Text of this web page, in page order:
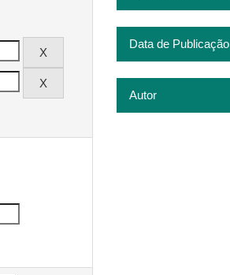
Data de Publicação
Autor